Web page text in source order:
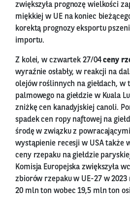
zwiększyła prognozę wielkości
miękkiej w UE na koniec
korektą prognozy eksportu
importu.
Z kolei, w czwartek 27/04ceny
wyraźnie osłabły, w reakcji na
olejów roślinnych na giełdach, w
palmowego na giełdzie w Kuala
zniżkę cen kanadyjskiej canoli.
spadek cen ropy naftowej na
środę w związku z
wystąpienie recesji w USA także
ceny rzepaku na giełdzie
Komisja Europejska zwiększyła
zbiorów rzepaku w UE-27 w
20 mln ton wobec 19,5 mln ton